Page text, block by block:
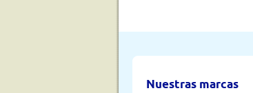
Nuestras marcas